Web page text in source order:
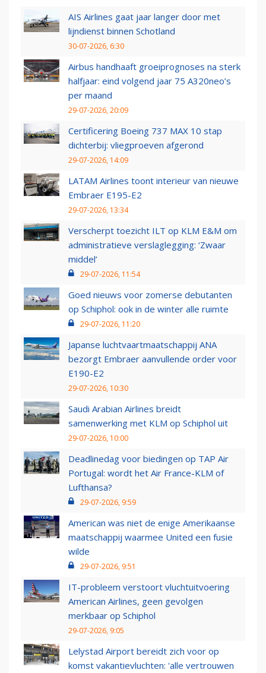
AIS Airlines gaat jaar langer door met
lijndienst binnen Schotland
30-07-2026, 6:30
Airbus handhaaft groeiprognoses na sterk
halfjaar: eind volgend jaar 75 A320neo’s
per maand
29-07-2026, 20:09
Certificering Boeing 737 MAX 10 stap
dichterbij: vliegproeven afgerond
29-07-2026, 14:09
LATAM Airlines toont interieur van nieuwe
Embraer E195-E2
29-07-2026, 13:34
Verscherpt toezicht ILT op KLM E&M om
administratieve verslaglegging: ‘Zwaar
middel’
29-07-2026, 11:54
Goed nieuws voor zomerse debutanten
op Schiphol: ook in de winter alle ruimte
29-07-2026, 11:20
Japanse luchtvaartmaatschappij ANA
bezorgt Embraer aanvullende order voor
E190-E2
29-07-2026, 10:30
Saudi Arabian Airlines breidt
samenwerking met KLM op Schiphol uit
29-07-2026, 10:00
Deadlinedag voor biedingen op TAP Air
Portugal: wordt het Air France-KLM of
Lufthansa?
29-07-2026, 9:59
American was niet de enige Amerikaanse
maatschappij waarmee United een fusie
wilde
29-07-2026, 9:51
IT-probleem verstoort vluchtuitvoering
American Airlines, geen gevolgen
merkbaar op Schiphol
29-07-2026, 9:05
Lelystad Airport bereidt zich voor op
komst vakantievluchten: 'alle vertrouwen